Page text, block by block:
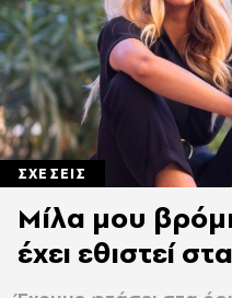
ΣΧΕΣΕΙΣ
Μίλα μου
έχει εθιστεί